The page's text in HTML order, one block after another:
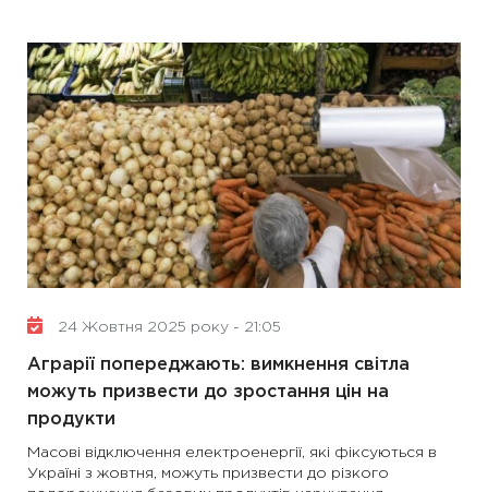
24 Жовтня 2025 року - 21:05
Аграрії попереджають: вимкнення світла
можуть призвести до зростання цін на
продукти
Масові відключення електроенергії, які фіксуються в
Україні з жовтня, можуть призвести до різкого